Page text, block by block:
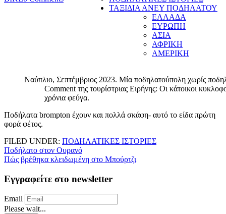
ΤΑΞΙΔΙΑ ΑΝΕΥ ΠΟΔΗΛΑΤΟΥ
ΕΛΛΑΔΑ
ΕΥΡΩΠΗ
ΑΣΙΑ
ΑΦΡΙΚΗ
ΑΜΕΡΙΚΗ
Ναύπλιο, Σεπτέμβριος 2023. Μία ποδηλατούπολη χωρίς
Comment της τουρίστριας Ειρήνης: Οι κάτοικοι
χρόνια φεύγα.
Ποδήλατα brompton έχουν και πολλά σκάφη- αυτό το είδα πρώτη
φορά φέτος.
FILED UNDER: ΠΟΔΗΛΑΤΙΚΕΣ ΙΣΤΟΡΙΕΣ
Πλοήγηση
άρθρων
Ποδήλατο στον Ουρανό
Πώς βρέθηκα κλειδωμένη στο Μπούρτζι
Εγγραφείτε στο newsletter
Email
Please wait...